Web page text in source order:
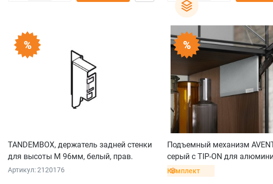
TANDEMBOX, держатель задней стенки
для высоты M 96мм, белый, прав.
Артикул: 2120176
Подъемный механизм
серый с TIP-ON для
фасадов
Комплект